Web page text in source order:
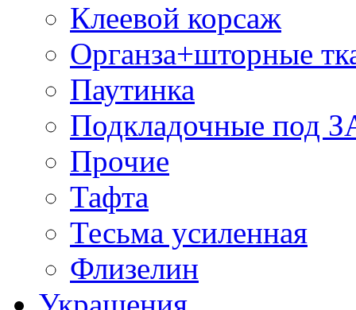
Клеевой корсаж
Органза+шторные
Паутинка
Подкладочные под
Прочие
Тафта
Тесьма усиленная
Флизелин